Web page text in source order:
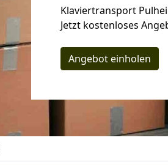
Klaviertransport
Jetzt kostenloses
Angebot einholen